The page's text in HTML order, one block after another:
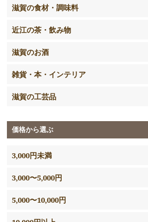
滋賀の食材・調味料
近江の茶・飲み物
滋賀のお酒
雑貨・本・インテリア
滋賀の工芸品
価格から選ぶ
3,000円未満
3,000〜5,000円
5,000〜10,000円